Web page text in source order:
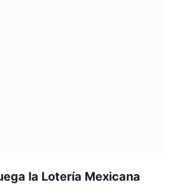
la Lotería Mexicana